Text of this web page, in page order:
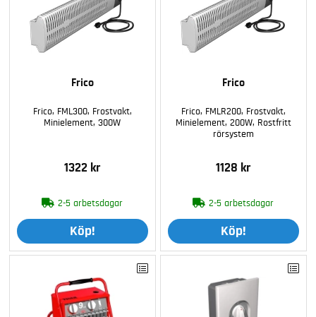
Frico
Frico, FML300, Frostvakt,
Minielement, 300W
1322 kr
2-5 arbetsdagar
Köp!
Frico
Frico, FMLR200, Frostvakt,
Minielement, 200W, Rostfritt
rörsystem
1128 kr
2-5 arbetsdagar
Köp!